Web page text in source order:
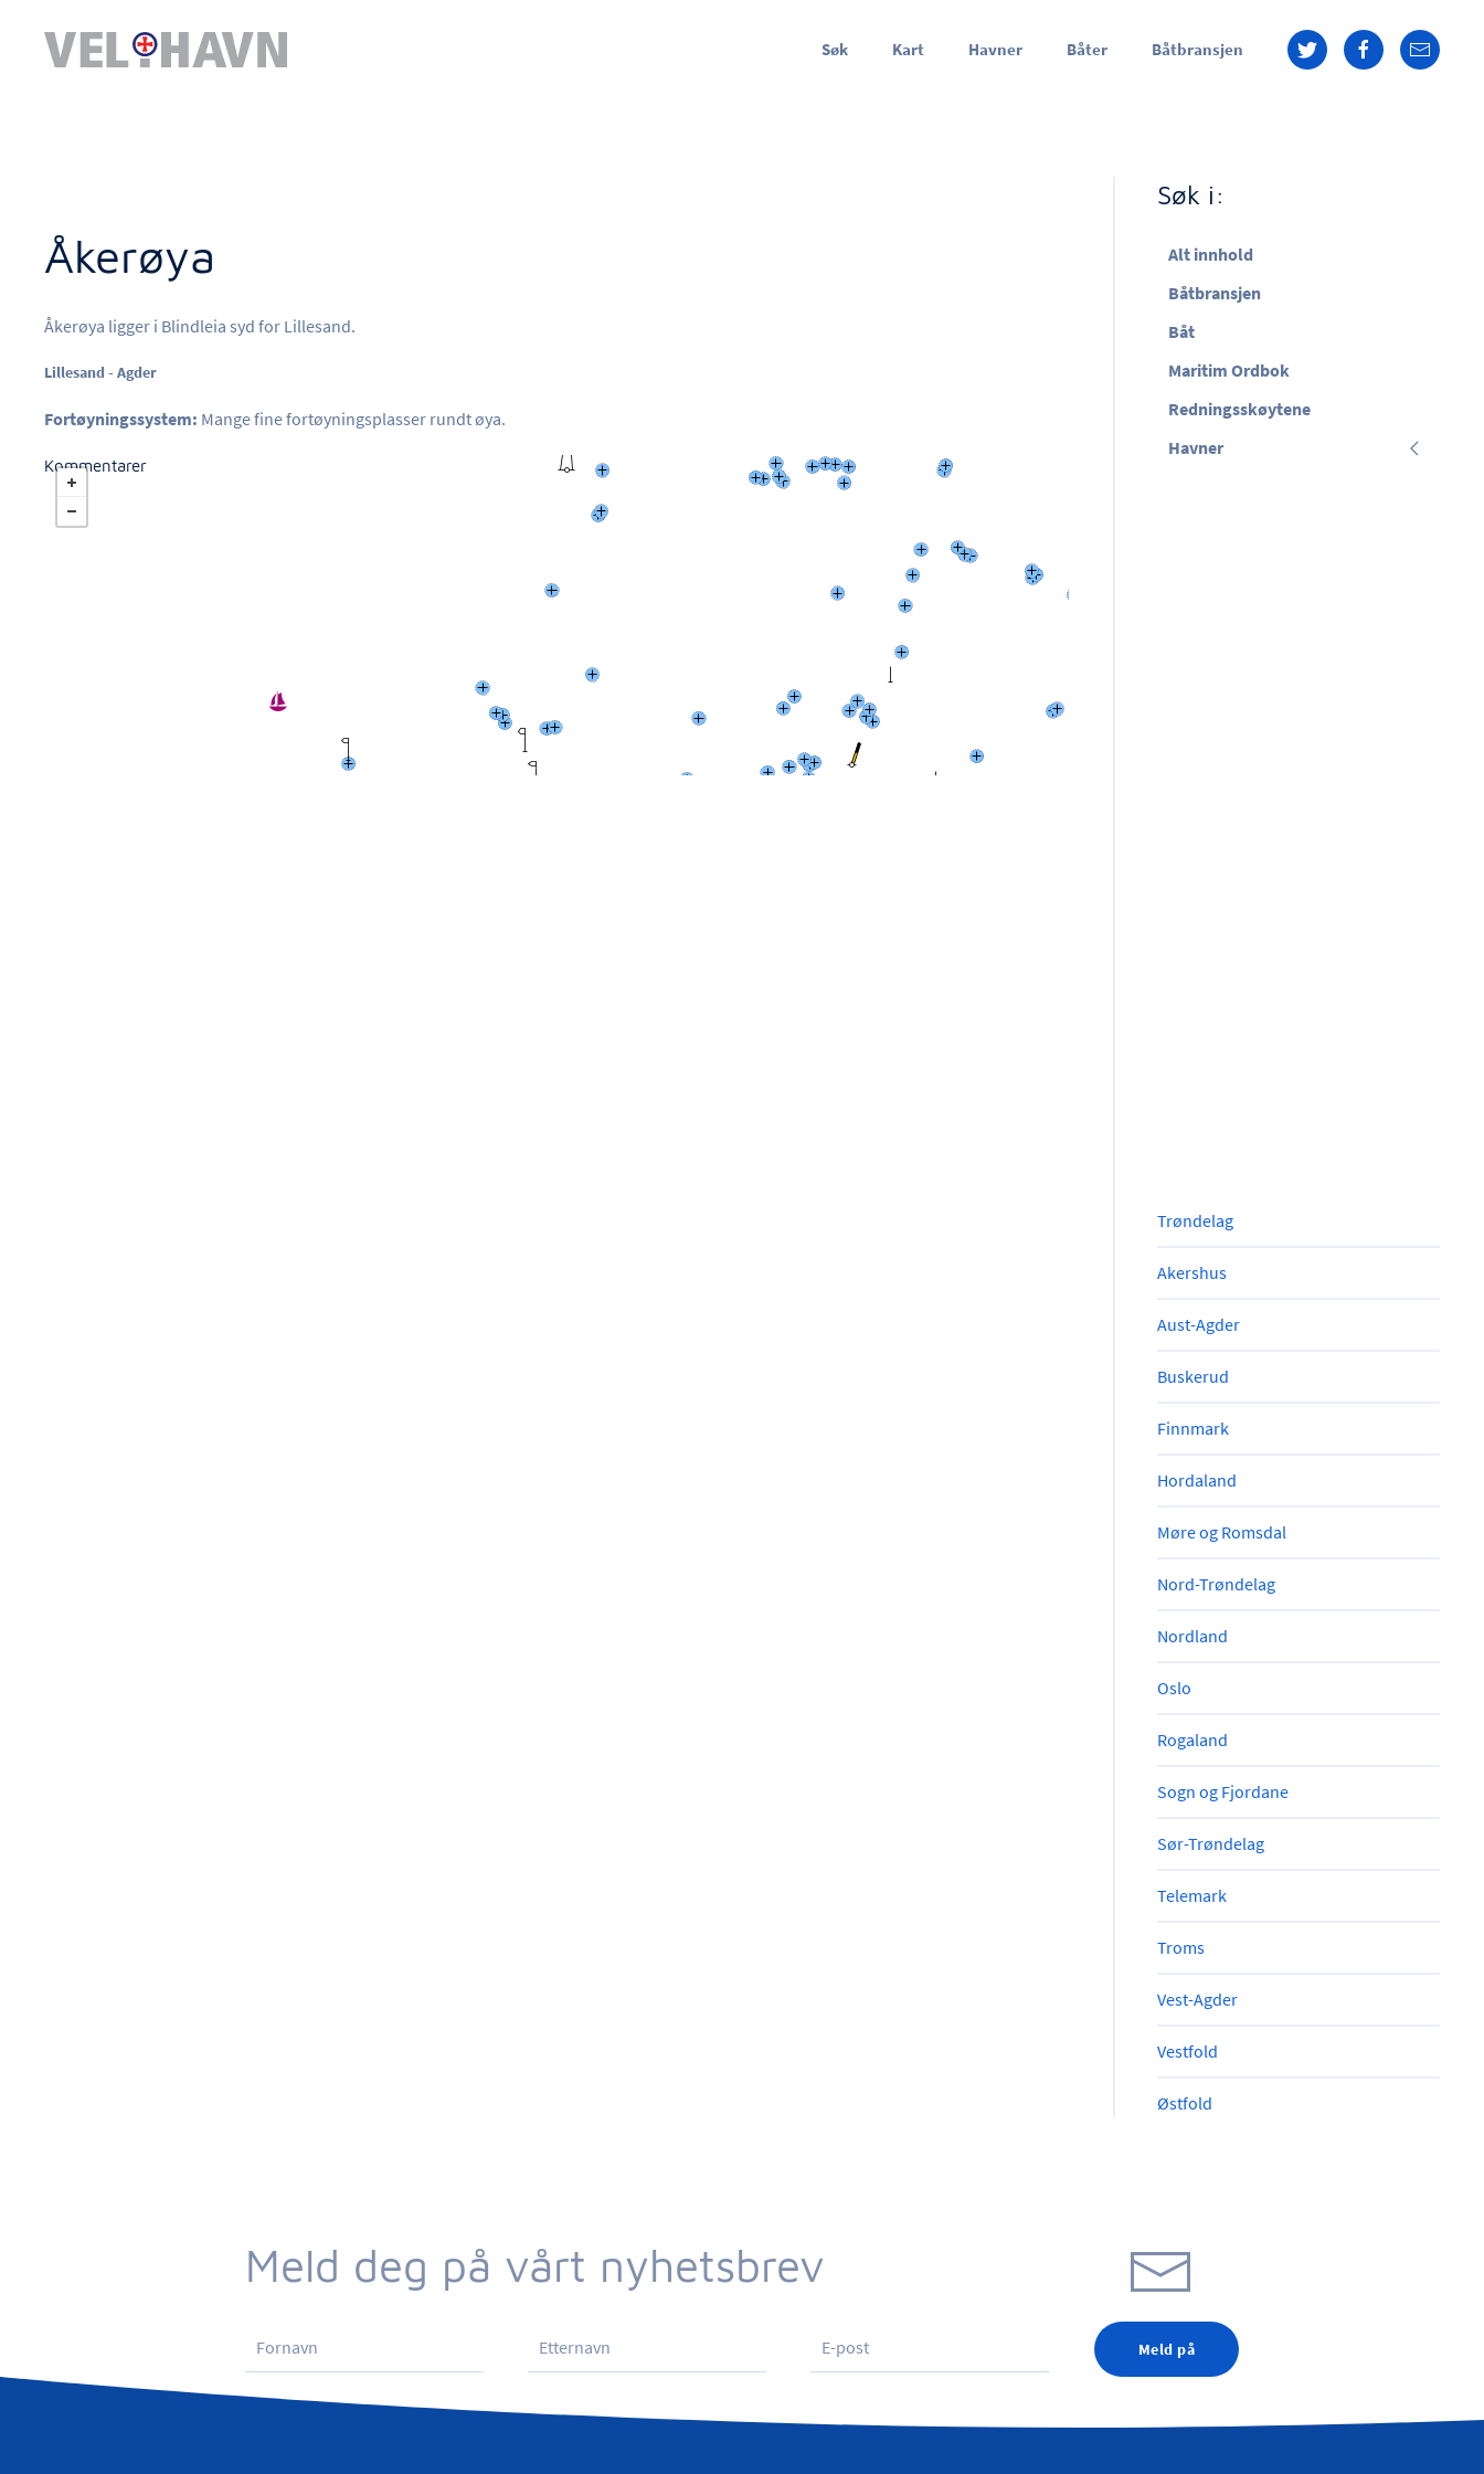
Søk Kart Havner Båter Båtbransjen
Åkerøya
Åkerøya ligger i Blindleia syd for Lillesand.
Lillesand - Agder
Fortøyningssystem: Mange fine fortøyningsplasser rundt øya.
Kommentarer
Søk i:
Alt innhold
Båtbransjen
Båt
Maritim Ordbok
Redningsskøytene
Havner
Trøndelag
Akershus
Aust-Agder
Buskerud
Finnmark
Hordaland
Møre og Romsdal
Nord-Trøndelag
Nordland
Oslo
Rogaland
Sogn og Fjordane
Sør-Trøndelag
Telemark
Troms
Vest-Agder
Vestfold
Østfold
Meld deg på vårt nyhetsbrev
Meld på